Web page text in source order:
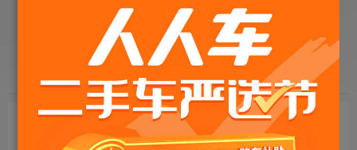
目标车辆： 请选择欲购车辆